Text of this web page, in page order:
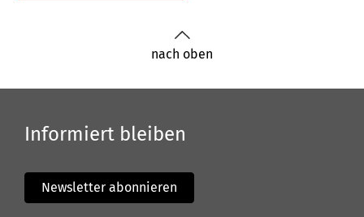
nach oben
Informiert bleiben
Newsletter abonnieren